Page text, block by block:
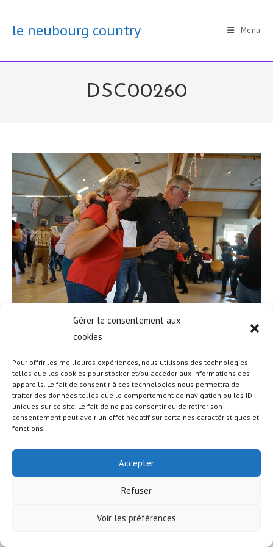
Gérer le consentement aux
cookies
Pour offrir les meilleures expériences, nous utilisons des technologies
telles que les cookies pour stocker et/ou accéder aux informations des
appareils. Le fait de consentir à ces technologies nous permettra de
traiter des données telles que le comportement de navigation ou les ID
uniques sur ce site. Le fait de ne pas consentir ou de retirer son
consentement peut avoir un effet négatif sur certaines caractéristiques et
fonctions.
Accepter
Refuser
Voir les préférences
contentle neubourg country Menu
DSC00260
© COPYRIGHT - OCEANWP THEME BY NICK